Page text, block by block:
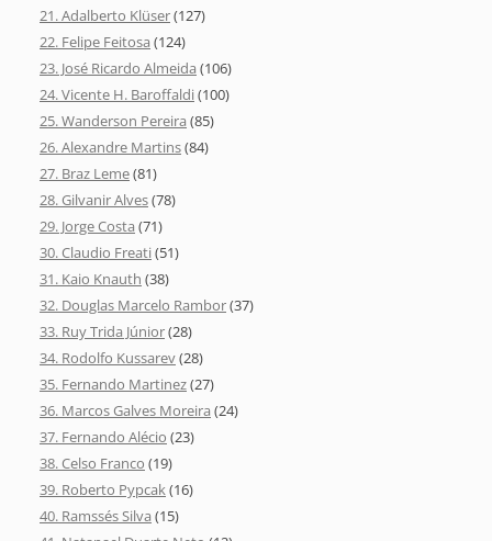
21. Adalberto Klüser(127)
22. Felipe Feitosa (124)
23. José Ricardo Almeida (106)
24. Vicente H. Baroffaldi(100)
25. Wanderson Pereira (85)
26. Alexandre Martins(84)
27. Braz Leme(81)
28. Gilvanir Alves(78)
29. Jorge Costa (71)
30. Claudio Freati(51)
31. Kaio Knauth (38)
32. Douglas Marcelo Rambor(37)
33. Ruy Trida Júnior(28)
34. Rodolfo Kussarev(28)
35. Fernando Martinez(27)
36. Marcos Galves Moreira (24)
37. Fernando Alécio (23)
38. Celso Franco (19)
39. Roberto Pypcak(16)
40. Ramssés Silva (15)